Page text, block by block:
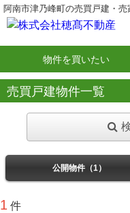
阿南市津乃峰町の売買戸建・
物件を買いたい
売買戸建物件一覧
公開物件（1）
1 件